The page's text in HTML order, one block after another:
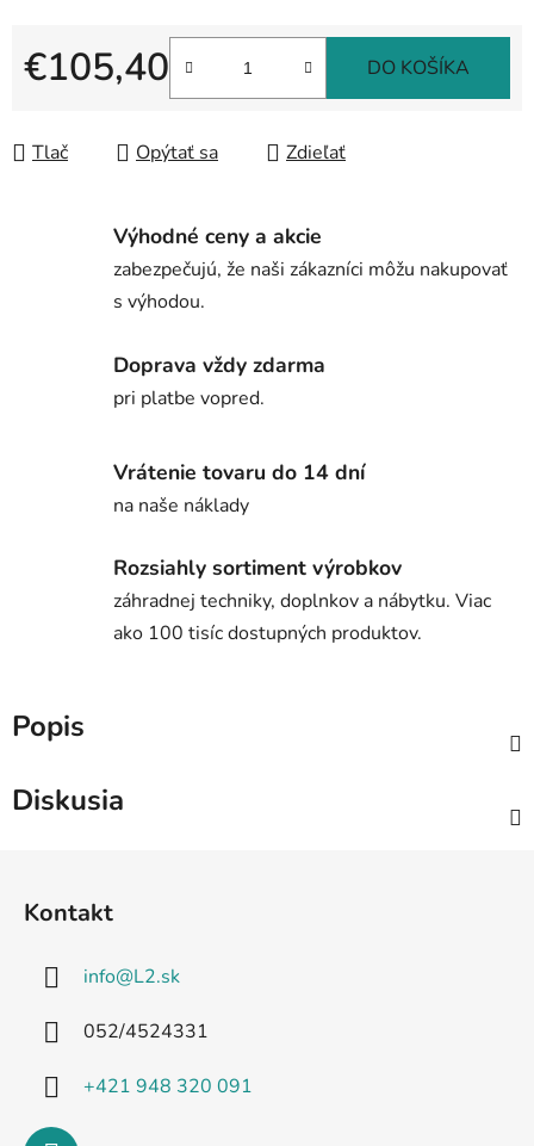
€105,40 DO KOŠÍKA
Tlač Opýtať sa Zdieľať
Výhodné ceny a akcie
zabezpečujú, že naši zákazníci môžu nakupovať
s výhodou.
Doprava vždy zdarma
pri platbe vopred.
Vrátenie tovaru do 14 dní
na naše náklady
Rozsiahly sortiment výrobkov
záhradnej techniky, doplnkov a nábytku. Viac
ako 100 tisíc dostupných produktov.
Popis
Diskusia
Kontakt
info@L2.sk
052/4524331
+421 948 320 091